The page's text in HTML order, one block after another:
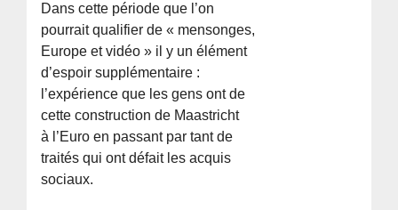
Dans cette période que l’on
pourrait qualifier de « mensonges,
Europe et vidéo » il y un élément
d’espoir supplémentaire :
l’expérience que les gens ont de
cette construction de Maastricht
à l’Euro en passant par tant de
traités qui ont défait les acquis
sociaux.